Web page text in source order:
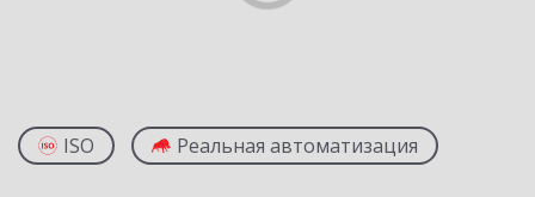
ISO Реальная автоматизация